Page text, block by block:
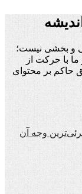
و بخشی نیست؛
با حرکت از
حاکم بر محتوای
وجه آن